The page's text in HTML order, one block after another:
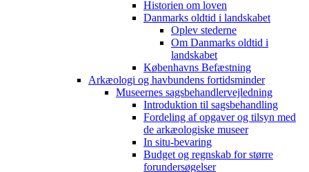
Historien om loven
Danmarks oldtid i landskabet
Oplev stederne
Om Danmarks oldtid i
landskabet
Københavns Befæstning
Arkæologi og havbundens fortidsminder
Museernes sagsbehandlervejledning
Introduktion til sagsbehandling
Fordeling af opgaver og tilsyn med
de arkæologiske museer
In situ-bevaring
Budget og regnskab for større
forundersøgelser